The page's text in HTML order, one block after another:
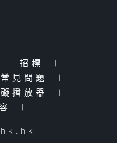
| 招標
|
常見問題
|
播放器
|
|